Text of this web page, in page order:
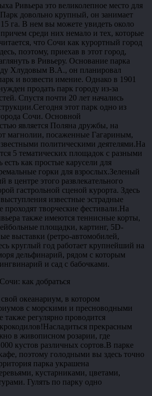
Ривьера это великолепное место для
довольно крупный, он занимает
га. В нем вы можете увидеть около
среди них немало и тех, которые
что Сочи как курортный город
поэтому, приехав в этот город,
в Ривьеру. Основание парка
Хлудовым В.А., он планировал
и возвести имение. Однако в 1901
продать парк городу из-за
Спустя почти 20 лет начались
этот парк одно из
Сочи. Основной
является Поляна дружбы, на
магнолии, посаженные Гагариным,
политическими деятелями.На
5 тематических площадок с разными
есть как простые карусели для
горки для взрослых.Зеленый
в центре этого развлекательного
гастрольной сценой курорта. Здесь
известные эстрадные
проходят творческие фестивали.На
также имеются теннисные корты,
площадки, картинг, 5D-
выставки (ретро-автомобилей,
круглый год работает крупнейший на
дельфинарий, рядом с которым
и сад с бабочками.
океанариум, в котором
с морскими и пресноводными
также регулярно проводится
прекрасным
в живописном розарии, где
кустов различных сортов.В парке
поэтому голодными вы здесь точно
парка украшена
кустарниками, цветами,
Гулять по парку одно